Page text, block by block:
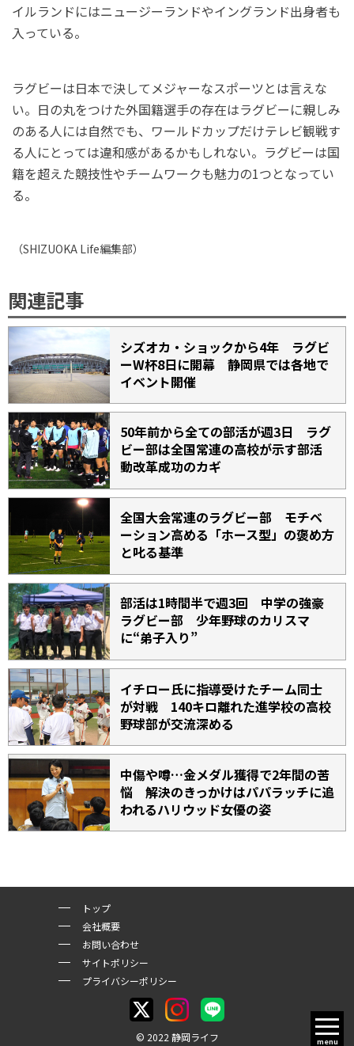
menu
イルランドにはニュージーランドやイングランド出身者も
入っている。
ラグビーは日本で決してメジャーなスポーツとは言えな
い。日の丸をつけた外国籍選手の存在はラグビーに親しみ
のある人には自然でも、ワールドカップだけテレビ観戦す
る人にとっては違和感があるかもしれない。ラグビーは国
籍を超えた競技性やチームワークも魅力の1つとなってい
る。
（SHIZUOKA Life編集部）
関連記事
シズオカ・ショックから4年 ラグビ
ーW杯8日に開幕 静岡県では各地で
イベント開催
50年前から全ての部活が週3日 ラグ
ビー部は全国常連の高校が示す部活
動改革成功のカギ
全国大会常連のラグビー部 モチベ
ーション高める「ホース型」の褒め方
と叱る基準
部活は1時間半で週3回 中学の強豪
ラグビー部 少年野球のカリスマ
に“弟子入り”
イチロー氏に指導受けたチーム同士
が対戦 140キロ離れた進学校の高校
野球部が交流深める
中傷や噂…金メダル獲得で2年間の苦
悩 解決のきっかけはパパラッチに追
われるハリウッド女優の姿
トップ
会社概要
お問い合わせ
サイトポリシー
プライバシーポリシー
© 2022 静岡ライフ